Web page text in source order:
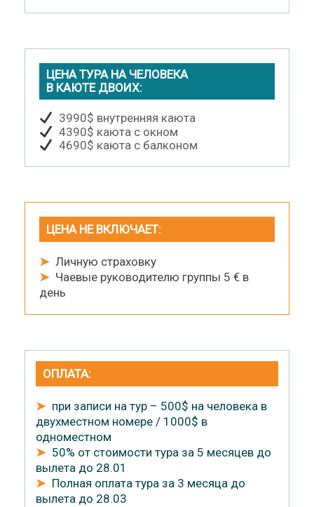
ЦЕНА ТУРА НА ЧЕЛОВЕКА
В КАЮТЕ ДВОИХ:
3990$ внутренняя каюта
4390$ каюта с окном
4690$ каюта с балконом
ЦЕНА НЕ ВКЛЮЧАЕТ:
➤Личную страховку
➤Чаевые руководителю группы 5 € в
день
ОПЛАТА:
➤при записи на тур – 500$ на человека в
двухместном номере / 1000$ в
одноместном
➤50% от стоимости тура за 5 месяцев до
вылета до 28.01
➤Полная оплата тура за 3 месяца до
вылета до 28.03